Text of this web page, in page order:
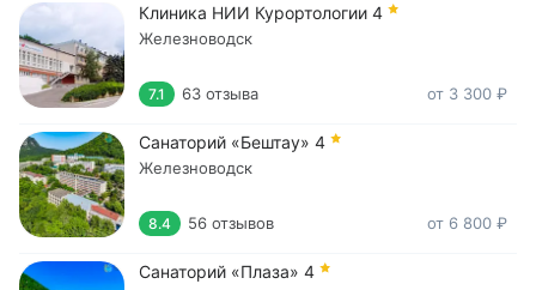
Клиника НИИ Курортологии 4
Железноводск
7.1 63 отзыва от 3 300 ₽
Санаторий «Бештау» 4
Железноводск
8.4 56 отзывов от 6 800 ₽
Санаторий «Плаза» 4